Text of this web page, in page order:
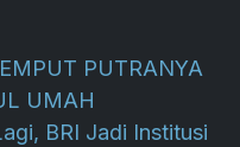
PUTRANYA
UMAH
BRI Jadi Institusi